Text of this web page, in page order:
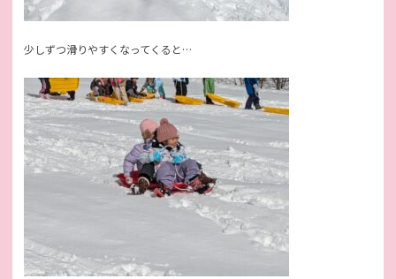
少しずつ滑りやすくなってくると…